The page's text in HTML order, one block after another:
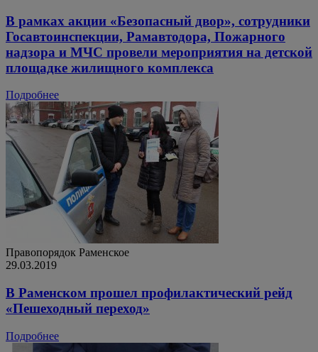
В рамках акции «Безопасный двор», сотрудники
Госавтоинспекции, Рамавтодора, Пожарного
надзора и МЧС провели мероприятия на детской
площадке жилищного комплекса
Подробнее
Правопорядок Раменское
29.03.2019
В Раменском прошел профилактический рейд
«Пешеходный переход»
Подробнее